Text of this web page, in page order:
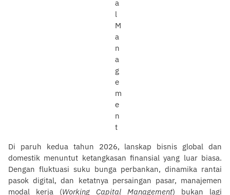
Di paruh kedua tahun 2026, lanskap bisnis global dan
domestik menuntut ketangkasan finansial yang luar biasa.
Dengan fluktuasi suku bunga perbankan, dinamika rantai
pasok digital, dan ketatnya persaingan pasar, manajemen
modal kerja (Working Capital Management) bukan lagi